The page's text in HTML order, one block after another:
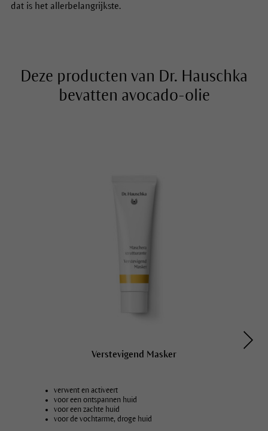
dat is het allerbelangrijkste.
Deze producten van Dr. Hauschka
bevatten avocado-olie
Verstevigend Masker
verwent en activeert
voor een ontspannen huid
voor een zachte huid
voor de vochtarme, droge huid